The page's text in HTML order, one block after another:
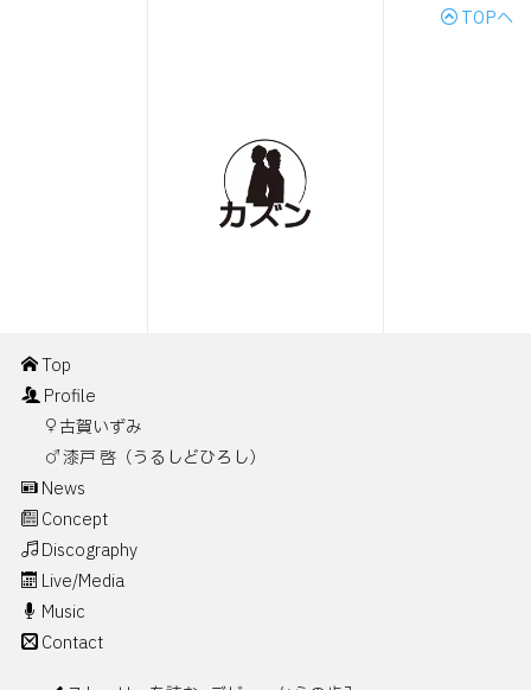
TOPへ
Top
Profile
古賀いずみ
漆戸 啓（うるしどひろし）
News
Concept
Discography
Live/Media
Music
Contact